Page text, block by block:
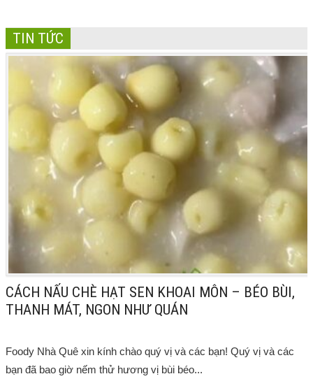
TIN TỨC
CÁCH NẤU CHÈ HẠT SEN KHOAI MÔN – BÉO BÙI,
THANH MÁT, NGON NHƯ QUÁN
Foody Nhà Quê xin kính chào quý vị và các bạn! Quý vị và các
bạn đã bao giờ nếm thử hương vị bùi béo...